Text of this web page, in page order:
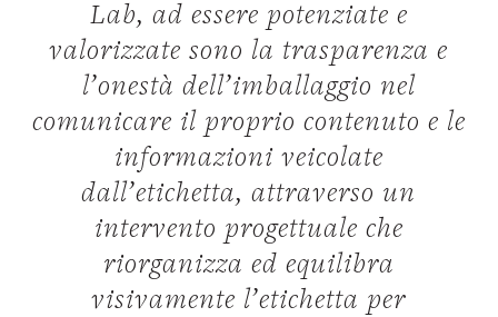
Lab, ad essere potenziate e
valorizzate sono la trasparenza e
l’onestà dell’imballaggio nel
comunicare il proprio contenuto e le
informazioni veicolate
dall’etichetta, attraverso un
intervento progettuale che
riorganizza ed equilibra
visivamente l’etichetta per